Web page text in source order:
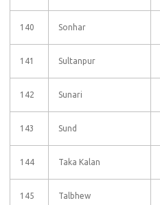
140 Sonhar
141 Sultanpur
142 Sunari
143 Sund
144 Taka Kalan
145 Talbhew